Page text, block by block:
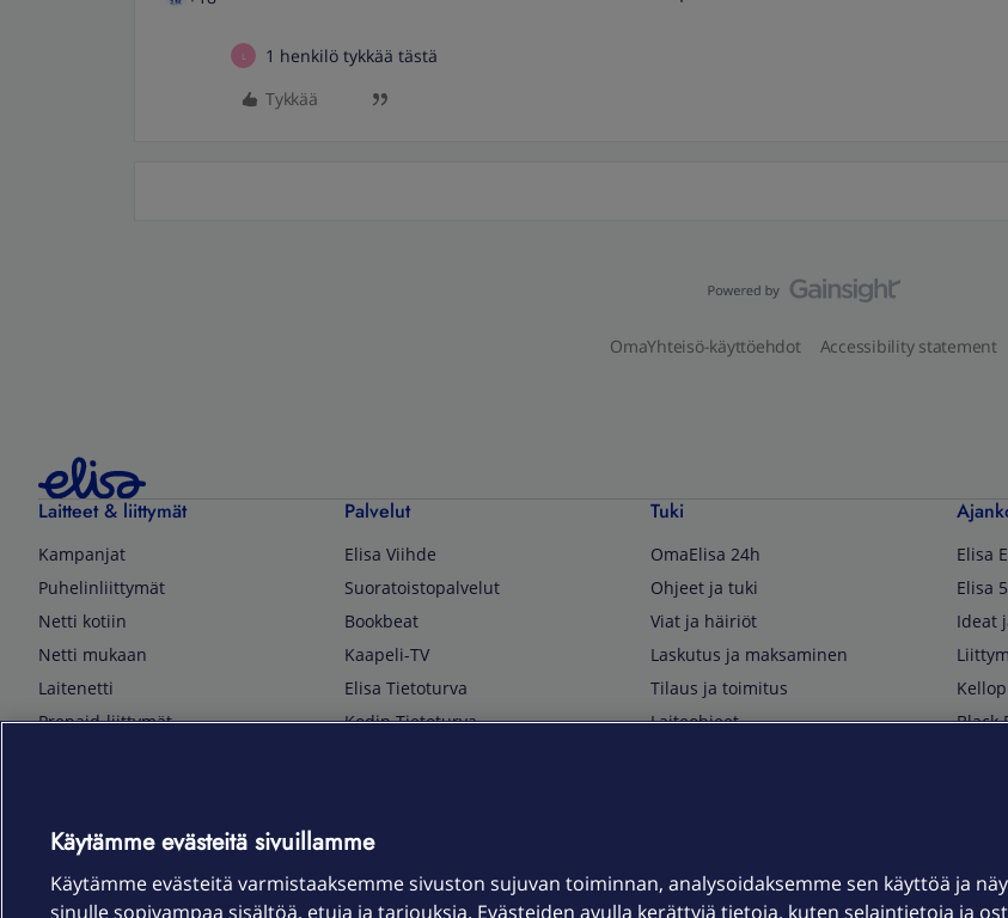
L
1 henkilö tykkää tästä
Tykkää
OmaYhteisö-käyttöehdot Accessibility statement
Laitteet & liittymät
Kampanjat
Puhelinliittymät
Netti kotiin
Netti mukaan
Laitenetti
Prepaid-liittymät
TV & audio
Kodinkoneet
Palvelut
Elisa Viihde
Suoratoistopalvelut
Bookbeat
Kaapeli-TV
Elisa Tietoturva
Kodin Tietoturva
Elisa Kotiverkko
Elisa Pilvilinna
Tuki
OmaElisa 24h
Ohjeet ja tuki
Viat ja häiriöt
Laskutus ja maksaminen
Tilaus ja toimitus
Laiteohjeet
Kuuluvuuskartta
Elisa
Elisa
Ideat
Black
Käytämme evästeitä sivuillamme
Käytämme evästeitä varmistaaksemme sivuston sujuvan toiminnan, analysoidaksemme sen käyttöä ja
sinulle sopivampaa sisältöä, etuja ja tarjouksia. Evästeiden avulla kerättyjä tietoja, kuten selaintietoja ja